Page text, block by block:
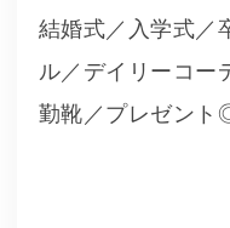
結婚式／入学式／
ル／デイリーコー
勤靴／プレゼン